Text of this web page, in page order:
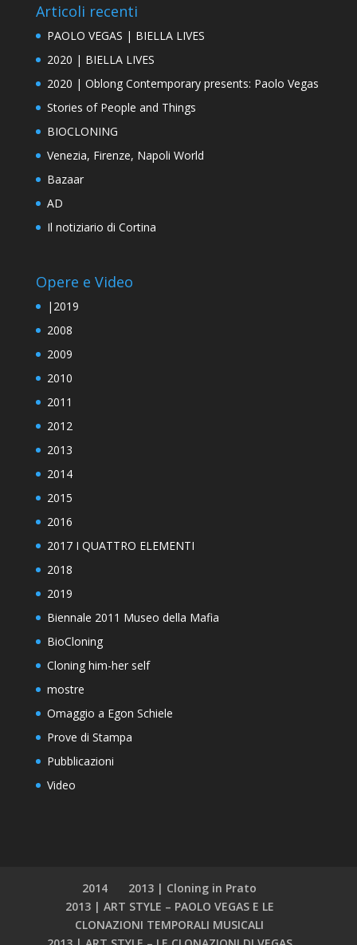
Articoli recenti
PAOLO VEGAS | BIELLA LIVES
2020 | BIELLA LIVES
2020 | Oblong Contemporary presents: Paolo Vegas
Stories of People and Things
BIOCLONING
Venezia, Firenze, Napoli World
Bazaar
AD
Il notiziario di Cortina
Opere e Video
|2019
2008
2009
2010
2011
2012
2013
2014
2015
2016
2017 I QUATTRO ELEMENTI
2018
2019
Biennale 2011 Museo della Mafia
BioCloning
Cloning him-her self
mostre
Omaggio a Egon Schiele
Prove di Stampa
Pubblicazioni
Video
2014
2013 | Cloning in Prato
2013 | ART STYLE – PAOLO VEGAS E LE
CLONAZIONI TEMPORALI MUSICALI